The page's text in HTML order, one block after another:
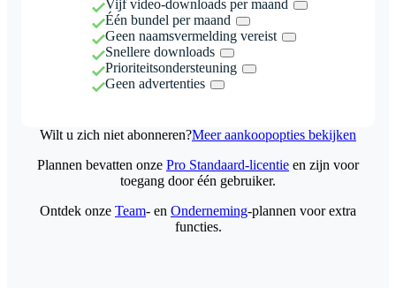
Vijf video-downloads per maand
Één bundel per maand
Geen naamsvermelding vereist
Snellere downloads
Prioriteitsondersteuning
Geen advertenties
Wilt u zich niet abonneren?Meer aankoopopties bekijken
Plannen bevatten onze Pro Standaard-licentie en zijn voor
toegang door één gebruiker.
Ontdek onze Team- en Onderneming-plannen voor extra
functies.